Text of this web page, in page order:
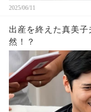
2025/06/11
出産を終えた真美
然！？